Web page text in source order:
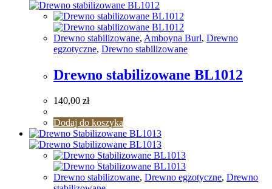
Drewno stabilizowane, Amboyna Burl, Drewno
egzotyczne, Drewno stabilizowane
Drewno stabilizowane BL1012
140,00 zł
Dodaj do koszyka
Drewno stabilizowane, Drewno egzotyczne, Drewno